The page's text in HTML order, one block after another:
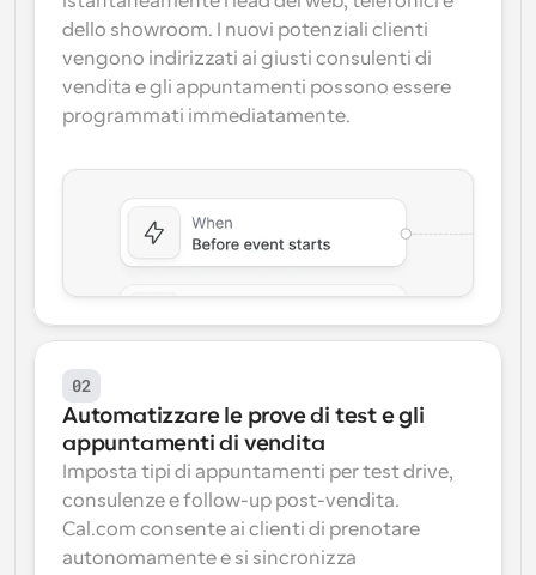
dello showroom. I nuovi potenziali clienti
vengono indirizzati ai giusti consulenti di
vendita e gli appuntamenti possono essere
programmati immediatamente.
02
Automatizzare le prove di test e gli
appuntamenti di vendita
Imposta tipi di appuntamenti per test drive,
consulenze e follow-up post-vendita.
Cal.com consente ai clienti di prenotare
autonomamente e si sincronizza